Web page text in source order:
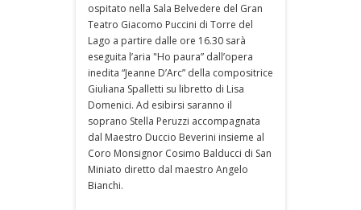
ospitato nella Sala Belvedere del Gran
Teatro Giacomo Puccini di Torre del
Lago a partire dalle ore 16.30 sarà
eseguita l’aria "Ho paura” dall’opera
inedita “Jeanne D’Arc” della compositrice
Giuliana Spalletti su libretto di Lisa
Domenici. Ad esibirsi saranno il
soprano Stella Peruzzi accompagnata
dal Maestro Duccio Beverini insieme al
Coro Monsignor Cosimo Balducci di San
Miniato diretto dal maestro Angelo
Bianchi.